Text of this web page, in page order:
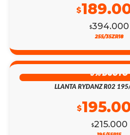
$394.000
$
255/35ZR18
9% DSCTO
LLANTA RYDANZ R02
$215.000
$